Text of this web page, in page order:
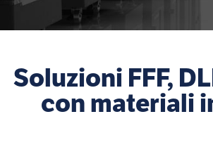
Soluzioni FFF,
con materiali